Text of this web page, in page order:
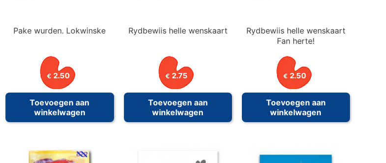
Pake wurden. Lokwinske
€ 2.50
Toevoegen aan
winkelwagen
Rydbewiis helle wenskaart
€ 2.75
Toevoegen aan
winkelwagen
Rydbewiis helle wenskaart
Fan herte!
€ 2.50
Toevoegen aan
winkelwagen